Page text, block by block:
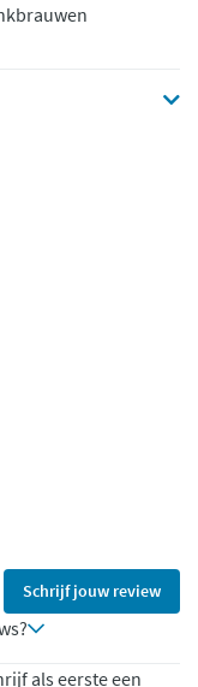
Schrijf jouw review
als eerste een